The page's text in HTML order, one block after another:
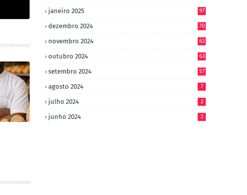
janeiro 2025 97
dezembro 2024 70
novembro 2024 62
outubro 2024 63
setembro 2024 57
agosto 2024 7
julho 2024 2
junho 2024 2